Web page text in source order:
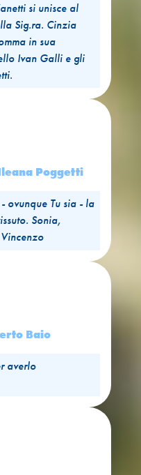
si unisce al
Sig.ra. Cinzia
in sua
Ivan Galli e gli
Poggetti
ovunque Tu sia - la
Sonia,
Baio
averlo